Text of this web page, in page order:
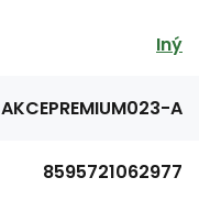
Iný
AKCEPREMIUM023-A
8595721062977